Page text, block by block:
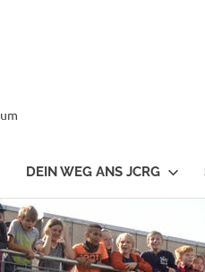
DEIN WEG ANS JCRG